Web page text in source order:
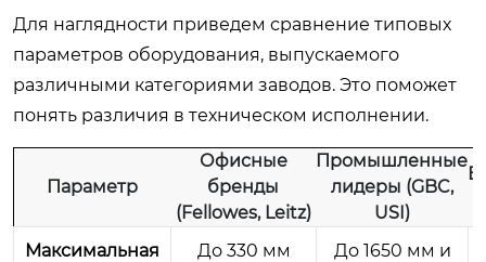
Для наглядности приведем сравнение типовых
параметров оборудования, выпускаемого
различными категориями заводов. Это поможет
понять различия в техническом исполнении.
Параметр
Офисные
бренды
(Fellowes, Leitz)
Промышленные
лидеры (GBC,
USI)
Максимальная
До 330 мм
До 1650 мм и